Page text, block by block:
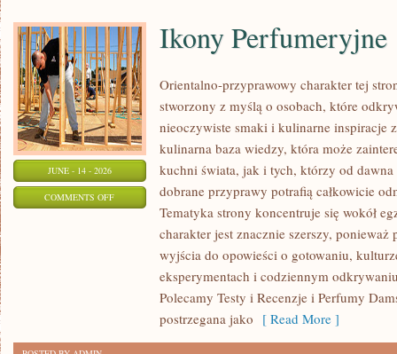
JUNE - 14 - 2026
COMMENTS OFFON
PERFUMERYJNE
Ikony Perfumeryjne
Orientalno-przyprawowy charakter tej
stworzony z myślą o osobach, które
nieoczywiste smaki i kulinarne inspiracje
kulinarna baza wiedzy, która może
kuchni świata, jak i tych, którzy od
dobrane przyprawy potrafią całkowicie
Tematyka strony koncentruje się wokół
charakter jest znacznie szerszy,
wyjścia do opowieści o gotowaniu,
eksperymentach i codziennym
Polecamy Testy i Recenzje i Perfumy
postrzegana jako [ Read More ]